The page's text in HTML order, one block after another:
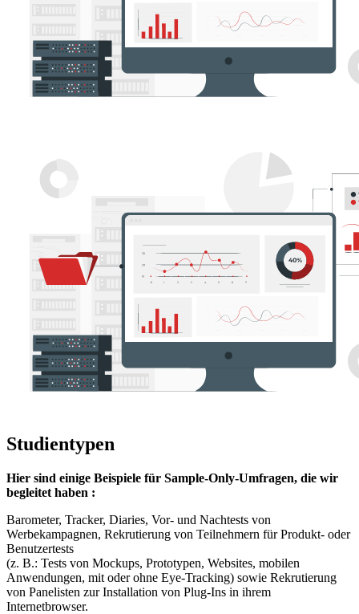
Studientypen
Hier sind einige Beispiele für Sample-Only-Umfragen, die wir
begleitet haben :
Barometer, Tracker, Diaries, Vor- und Nachtests von
Werbekampagnen, Rekrutierung von Teilnehmern für Produkt- oder
Benutzertests
(z. B.: Tests von Mockups, Prototypen, Websites, mobilen
Anwendungen, mit oder ohne Eye-Tracking) sowie Rekrutierung
von Panelisten zur Installation von Plug-Ins in ihrem
Internetbrowser.